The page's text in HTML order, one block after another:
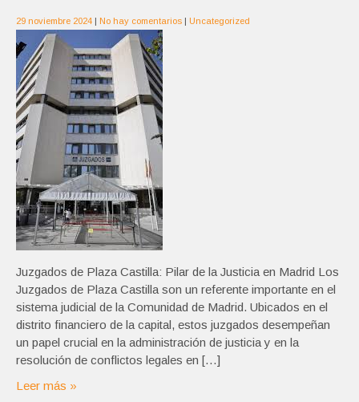
29 noviembre 2024 | No hay comentarios | Uncategorized
Juzgados de Plaza Castilla: Pilar de la Justicia en Madrid Los
Juzgados de Plaza Castilla son un referente importante en el
sistema judicial de la Comunidad de Madrid. Ubicados en el
distrito financiero de la capital, estos juzgados desempeñan
un papel crucial en la administración de justicia y en la
resolución de conflictos legales en […]
Leer más »